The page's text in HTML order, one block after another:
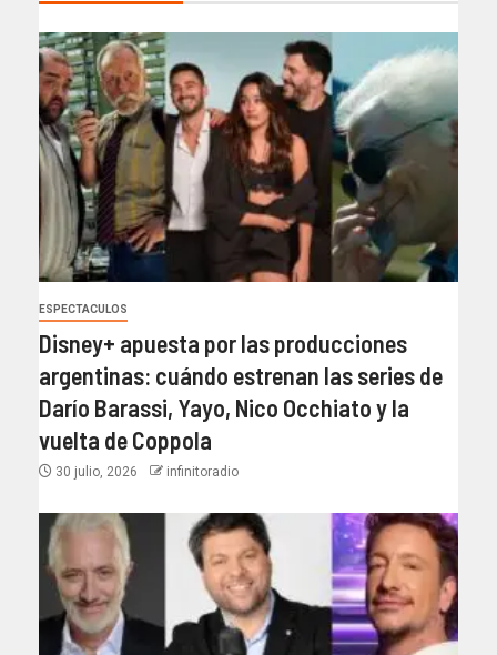
ESPECTACULOS
Disney+ apuesta por las producciones
argentinas: cuándo estrenan las series de
Darío Barassi, Yayo, Nico Occhiato y la
vuelta de Coppola
30 julio, 2026 infinitoradio